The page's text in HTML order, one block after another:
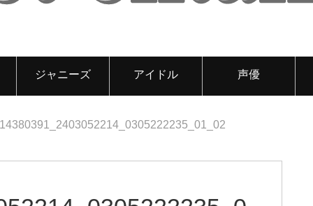
ジャニーズ アイドル 声優